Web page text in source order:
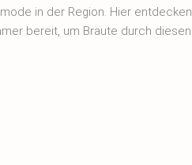
in der Region. Hier
bereit, um Bräute durch